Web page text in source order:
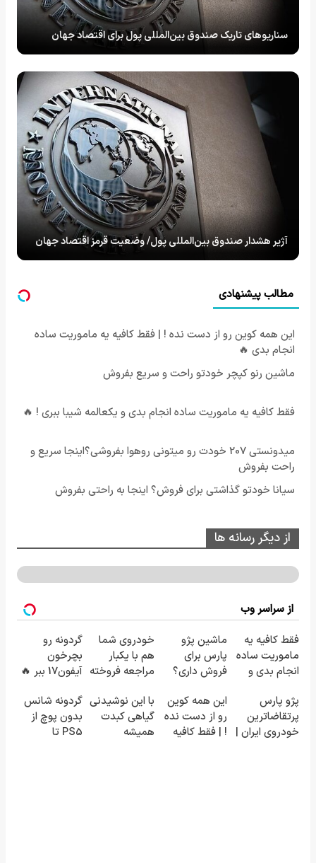
سناریو‌های تاریک صندوق بین‌المللی پول برای اقتصاد جهان
آژیر هشدار صندوق بین‌المللی پول/ وضعیت قرمز اقتصاد جهان
مطالب پیشنهادی
این همه کوین رو از دست نده ! | فقط کافیه یه ماموریت ساده
انجام بدی 🔥
ماشین رنو کپچر خودتو راحت و سریع بفروش
فقط کافیه یه ماموریت ساده انجام بدی و یکعالمه شیبا ببری ! 🔥
میدونستی 207 خودت رو میتونی روهوا بفروشی؟اینجا سریع و
راحت بفروش
سیانا خودتو گذاشتی برای فروش؟ اینجا به راحتی بفروش
از دیگر رسانه ها
از سراسر وب
فقط کافیه یه
ماموریت ساده
انجام بدی و
ببری ! 🔥
ماشین پژو
پارس برای
فروش داری؟
بفروشش
خودروی شما
هم با یکبار
مراجعه فروخته
گردونه رو
بچرخون
آیفون17 ببر 🔥
پژو پارس
پرتقاضاترین
خودروی ایران |
این همه کوین
رو از دست نده
! | فقط کافیه
با این نوشیدنی
گیاهی کبدت
همیشه
گردونه شانس
بدون پوچ از
PS5 تا